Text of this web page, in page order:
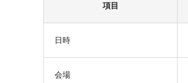
項目
日時
会場